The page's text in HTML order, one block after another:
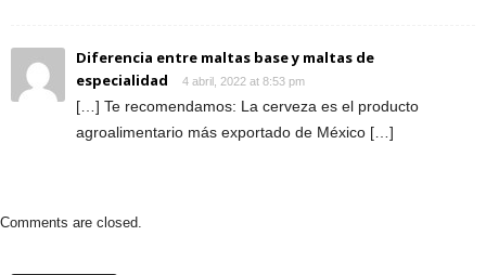
Diferencia entre maltas base y maltas de
especialidad
4 abril, 2022 at 8:53 pm
[…] Te recomendamos: La cerveza es el producto
agroalimentario más exportado de México […]
Comments are closed.